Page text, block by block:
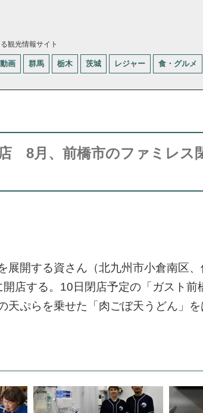
観光情報サイト
動画 群馬 栃木 茨城 レジャー 食・グルメ
8月、前橋市のファミレス
開する資さん（北九州市小倉南区、
店する。10日閉店予定の「ガスト前
天ぷらを乗せた「肉ごぼ天うどん」